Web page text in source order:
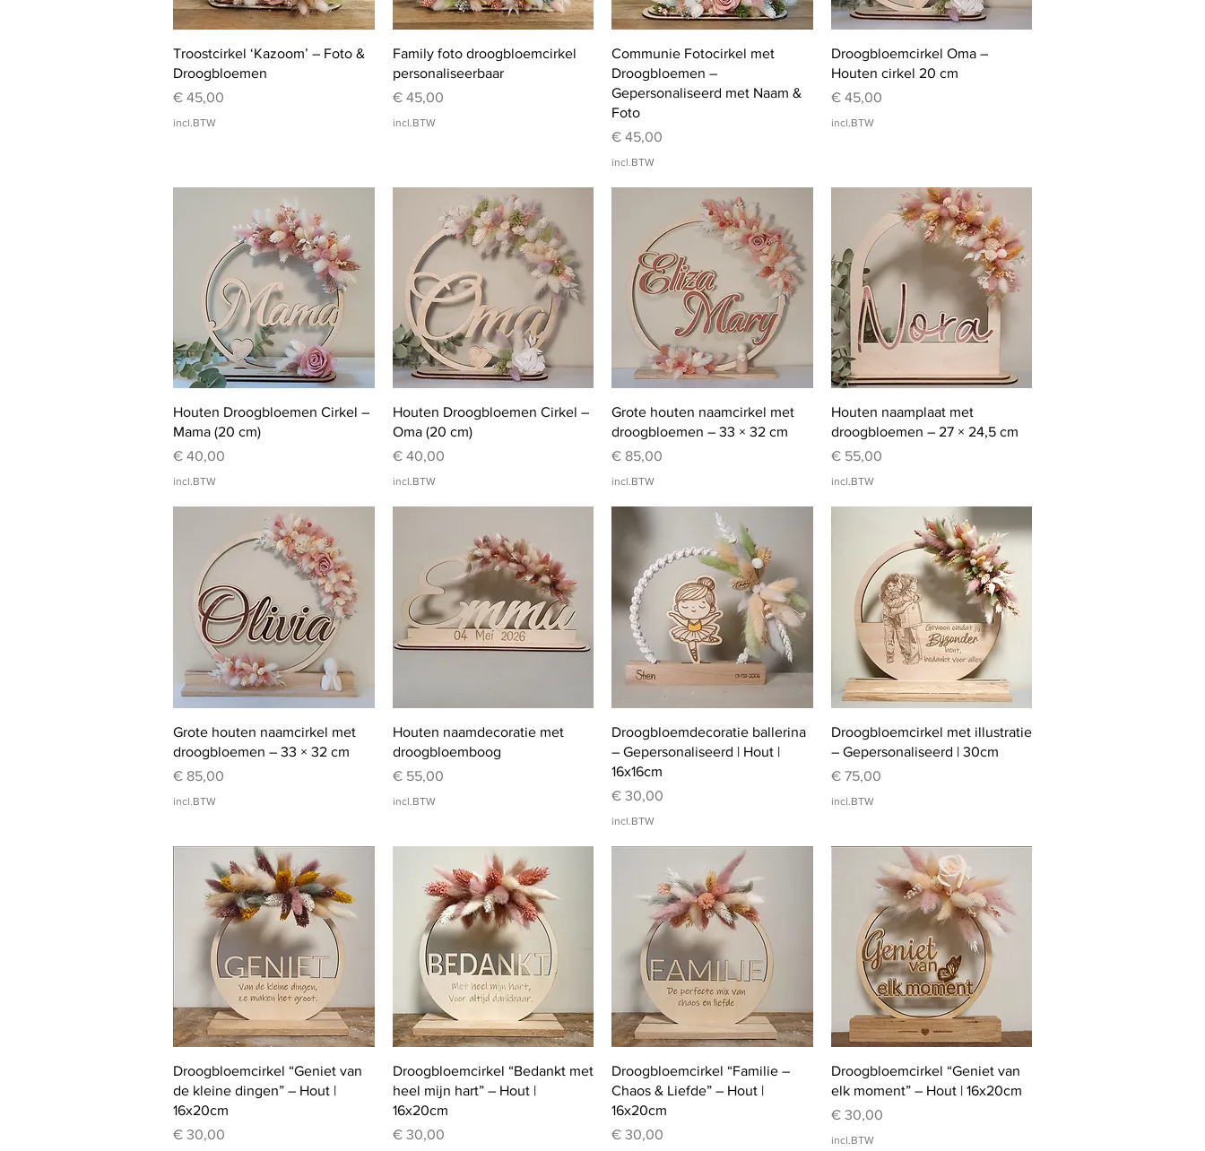
Snel overzicht
Troostcirkel ‘Kazoom’ – Foto &
Droogbloemen
Prijs
€ 45,00
incl.BTW
Snel overzicht
Family foto droogbloemcirkel
personaliseerbaar
Prijs
€ 45,00
incl.BTW
Snel overzicht
Communie Fotocirkel met
Droogbloemen –
Gepersonaliseerd met Naam &
Foto
Prijs
€ 45,00
incl.BTW
Snel overzicht
Droogbloemcirkel Oma –
Houten cirkel 20 cm
Prijs
€ 45,00
incl.BTW
Snel overzicht
Houten Droogbloemen Cirkel –
Mama (20 cm)
Prijs
€ 40,00
incl.BTW
Snel overzicht
Houten Droogbloemen Cirkel –
Oma (20 cm)
Prijs
€ 40,00
incl.BTW
Snel overzicht
Grote houten naamcirkel met
droogbloemen – 33 × 32 cm
Prijs
€ 85,00
incl.BTW
Snel overzicht
Houten naamplaat met
droogbloemen – 27 × 24,5 cm
Prijs
€ 55,00
incl.BTW
Snel overzicht
Grote houten naamcirkel met
droogbloemen – 33 × 32 cm
Prijs
€ 85,00
incl.BTW
Snel overzicht
Houten naamdecoratie met
droogbloemboog
Prijs
€ 55,00
incl.BTW
Snel overzicht
Droogbloemdecoratie ballerina
– Gepersonaliseerd | Hout |
16x16cm
Prijs
€ 30,00
incl.BTW
Snel overzicht
Droogbloemcirkel met illustratie
– Gepersonaliseerd | 30cm
Prijs
€ 75,00
incl.BTW
Snel overzicht
Droogbloemcirkel “Geniet van
de kleine dingen” – Hout |
16x20cm
Prijs
€ 30,00
Snel overzicht
Droogbloemcirkel “Bedankt met
heel mijn hart” – Hout |
16x20cm
Prijs
€ 30,00
Snel overzicht
Droogbloemcirkel “Familie –
Chaos & Liefde” – Hout |
16x20cm
Prijs
€ 30,00
Snel overzicht
Droogbloemcirkel “Geniet van
elk moment” – Hout | 16x20cm
Prijs
€ 30,00
incl.BTW